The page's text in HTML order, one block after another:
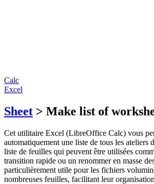
Calc
Excel
Sheet > Make list of
Cet utilitaire Excel (LibreOffice Calc) vous
automatiquement une liste de tous les ateliers
liste de feuilles qui peuvent être utilisées
transition rapide ou un renommer en masse
particulièrement utile pour les fichiers
nombreuses feuilles, facilitant leur